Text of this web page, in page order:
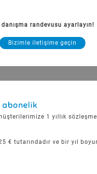
danışma randevusu ayarlayın!
Bizimle iletişime geçin
abonelik
1 yıllık
€ tutarındadır ve bir yıl